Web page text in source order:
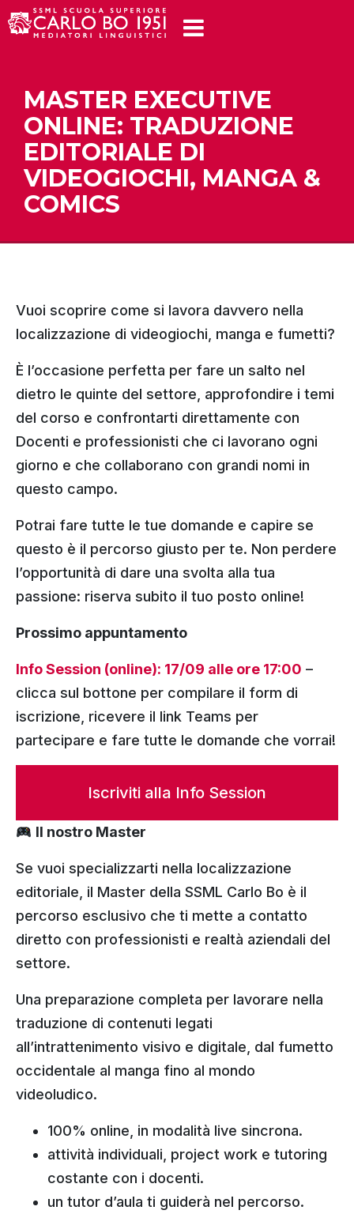
MASTER EXECUTIVE
ONLINE: TRADUZIONE
EDITORIALE DI
VIDEOGIOCHI, MANGA &
COMICS
Vuoi scoprire come si lavora davvero nella
localizzazione di videogiochi, manga e fumetti?
È l’occasione perfetta per fare un salto nel
dietro le quinte del settore, approfondire i temi
del corso e confrontarti direttamente con
Docenti e professionisti che ci lavorano ogni
giorno e che collaborano con grandi nomi in
questo campo.
Potrai fare tutte le tue domande e capire se
questo è il percorso giusto per te. Non perdere
l’opportunità di dare una svolta alla tua
passione: riserva subito il tuo posto online!
Prossimo appuntamento
Info Session (online): 17/09 alle ore 17:00 –
clicca sul bottone per compilare il form di
iscrizione, ricevere il link Teams per
partecipare e fare tutte le domande che vorrai!
Iscriviti alla Info Session
Il nostro Master
Se vuoi specializzarti nella localizzazione
editoriale, il Master della SSML Carlo Bo è il
percorso esclusivo che ti mette a contatto
diretto con professionisti e realtà aziendali del
settore.
Una preparazione completa per lavorare nella
traduzione di contenuti legati
all’intrattenimento visivo e digitale, dal fumetto
occidentale al manga fino al mondo
videoludico.
100% online, in modalità live sincrona.
attività individuali, project work e tutoring
costante con i docenti.
un tutor d’aula ti guiderà nel percorso.